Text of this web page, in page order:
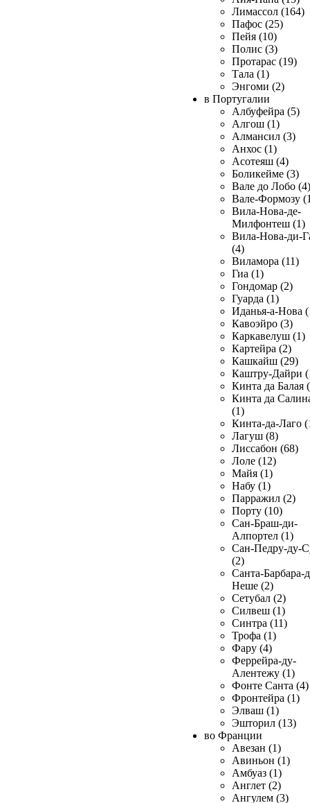
Лимассол (164)
Пафос (25)
Пейя (10)
Полис (3)
Протарас (19)
Тала (1)
Энгоми (2)
в Португалии
Албуфейра (5)
Алгош (1)
Алмансил (3)
Анхос (1)
Асотеяш (4)
Боликейме (3)
Вале до Лобо (4)
Вале-Формозу
Вила-Нова-де-
Милфонтеш (1)
Вила-Нова-ди-
(4)
Виламора (11)
Гиа (1)
Гондомар (2)
Гуарда (1)
Иданья-а-Нова
Кавоэйро (3)
Каркавелуш (1)
Картейра (2)
Кашкайш (29)
Каштру-Дайри
Кинта да Балая
Кинта да
(1)
Кинта-да-Лаго
Лагуш (8)
Лиссабон (68)
Лоле (12)
Майя (1)
Набу (1)
Парражил (2)
Порту (10)
Сан-Браш-ди-
Алпортел (1)
Сан-Педру-ду-
(2)
Санта-Барбара-
Неше (2)
Сетубал (2)
Силвеш (1)
Синтра (11)
Трофа (1)
Фару (4)
Феррейра-ду-
Алентежу (1)
Фонте Санта (4)
Фронтейра (1)
Элваш (1)
Эшторил (13)
во Франции
Авезан (1)
Авиньон (1)
Амбуаз (1)
Англет (2)
Ангулем (3)